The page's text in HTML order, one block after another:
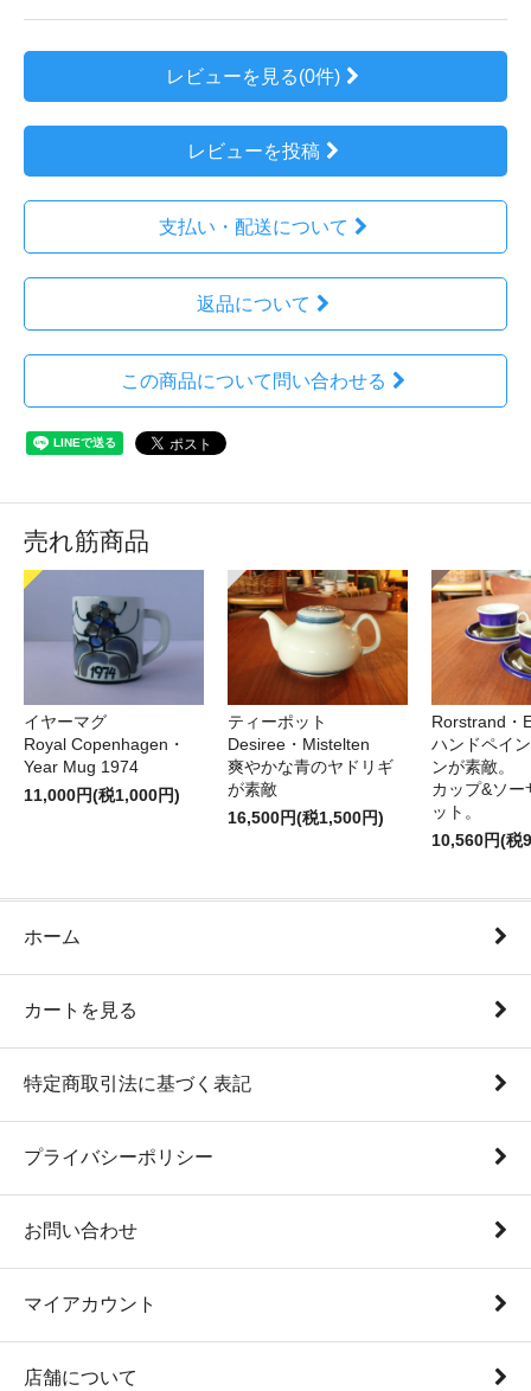
レビューを見る(0件)
レビューを投稿
支払い・配送について
返品について
この商品について問い合わせる
売れ筋商品
イヤーマグ
Royal Copenhagen・
Year Mug 1974
11,000円(税1,000円)
ティーポット
Desiree・Mistelten
爽やかな青のヤドリギ
が素敵
16,500円(税1,500円)
Rorstrand・
ハンドペイ
ンが素敵。
カップ&ソー
ット。
10,560円(税
ホーム
カートを見る
特定商取引法に基づく表記
プライバシーポリシー
お問い合わせ
マイアカウント
店舗について